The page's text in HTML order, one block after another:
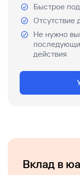
Быстрое
Отсутствие
Не нужно
действия
Вклад в